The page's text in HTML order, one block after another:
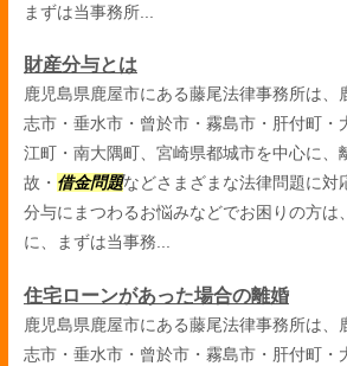
まずは当事務所...
財産分与とは
鹿児島県鹿屋市にある藤尾法律事務所は、
志市・垂水市・曾於市・霧島市・肝付町・
江町・南大隅町、宮崎県都城市を中心に、
故・ 借金問題などさまざまな法律問題に対
分与にまつわるお悩みなどでお困りの方は
に、まずは当事務...
住宅ローンがあった場合の離婚
鹿児島県鹿屋市にある藤尾法律事務所は、
志市・垂水市・曾於市・霧島市・肝付町・